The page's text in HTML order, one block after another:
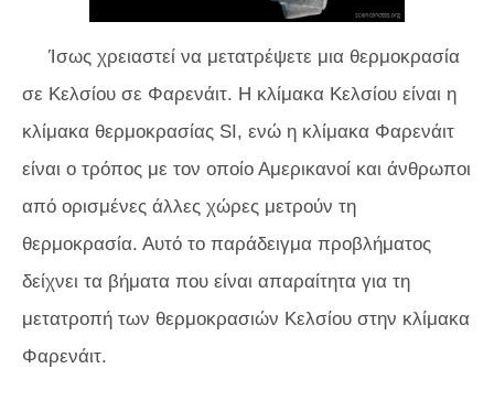
Ίσως χρειαστεί να μετατρέψετε μια θερμοκρασία
σε Κελσίου σε Φαρενάιτ. Η κλίμακα Κελσίου είναι η
κλίμακα θερμοκρασίας SI, ενώ η κλίμακα Φαρενάιτ
είναι ο τρόπος με τον οποίο Αμερικανοί και άνθρωποι
από ορισμένες άλλες χώρες μετρούν τη
θερμοκρασία. Αυτό το παράδειγμα προβλήματος
δείχνει τα βήματα που είναι απαραίτητα για τη
μετατροπή των θερμοκρασιών Κελσίου στην κλίμακα
Φαρενάιτ.